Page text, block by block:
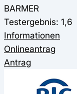
BARMER
Testergebnis: 1,6
Informationen
Onlineantrag
Antrag